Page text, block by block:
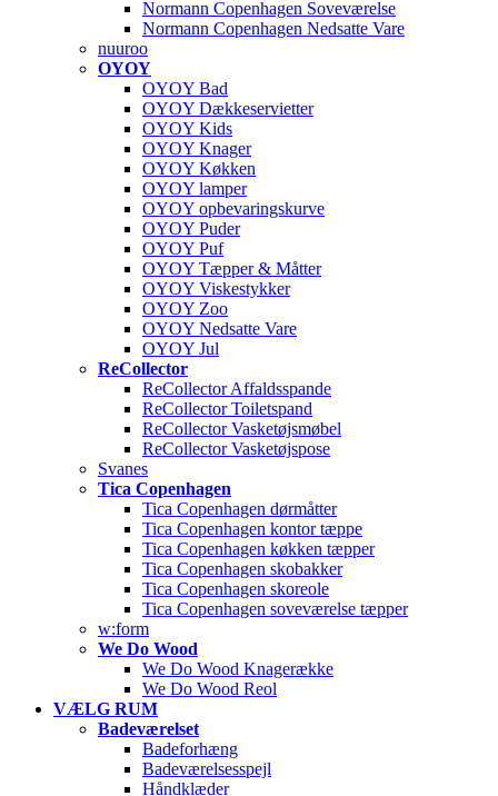
Normann Copenhagen Soveværelse
Normann Copenhagen Nedsatte Vare
nuuroo
OYOY
OYOY Bad
OYOY Dækkeservietter
OYOY Kids
OYOY Knager
OYOY Køkken
OYOY lamper
OYOY opbevaringskurve
OYOY Puder
OYOY Puf
OYOY Tæpper & Måtter
OYOY Viskestykker
OYOY Zoo
OYOY Nedsatte Vare
OYOY Jul
ReCollector
ReCollector Affaldsspande
ReCollector Toiletspand
ReCollector Vasketøjsmøbel
ReCollector Vasketøjspose
Svanes
Tica Copenhagen
Tica Copenhagen dørmåtter
Tica Copenhagen kontor tæppe
Tica Copenhagen køkken tæpper
Tica Copenhagen skobakker
Tica Copenhagen skoreole
Tica Copenhagen soveværelse tæpper
w:form
We Do Wood
We Do Wood Knagerække
We Do Wood Reol
VÆLG RUM
Badeværelset
Badeforhæng
Badeværelsesspejl
Håndklæder